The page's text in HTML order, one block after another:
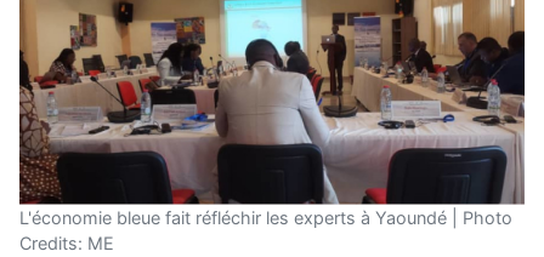
L'économie bleue fait réfléchir les experts à Yaoundé | Photo
Credits: ME